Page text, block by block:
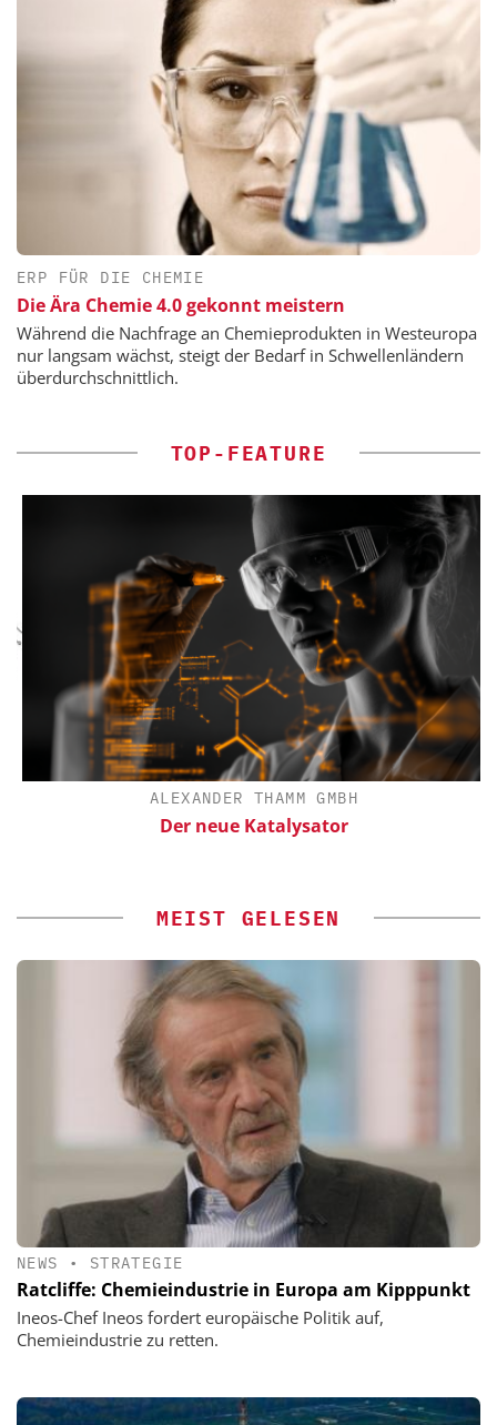
ERP FÜR DIE CHEMIE
Die Ära Chemie 4.0 gekonnt meistern
Während die Nachfrage an Chemieprodukten in Westeuropa
nur langsam wächst, steigt der Bedarf in Schwellenländern
überdurchschnittlich.
TOP-FEATURE
ALEXANDER THAMM GMBH
Der neue Katalysator
MEIST GELESEN
NEWS • STRATEGIE
Ratcliffe: Chemieindustrie in Europa am Kipppunkt
Ineos-Chef Ineos fordert europäische Politik auf,
Chemieindustrie zu retten.